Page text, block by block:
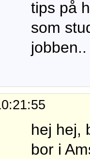
tips på
som
hej hej,
bor i